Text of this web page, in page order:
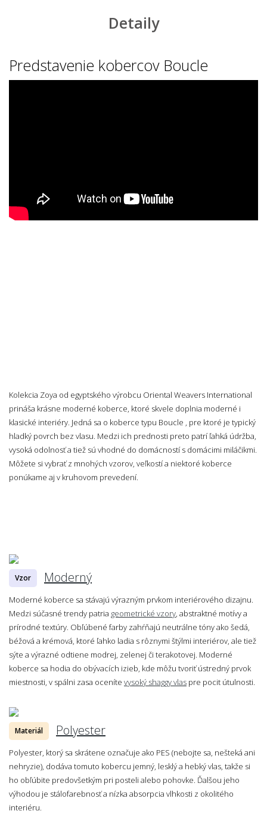
Detaily
Predstavenie kobercov Boucle
Kolekcia Zoya od egyptského výrobcu Oriental Weavers International
prináša krásne moderné koberce, ktoré skvele doplnia moderné i
klasické interiéry. Jedná sa o koberce typu Boucle , pre ktoré je typický
hladký povrch bez vlasu. Medzi ich prednosti preto patrí ľahká údržba,
vysoká odolnosť a tiež sú vhodné do domácností s domácimi miláčikmi.
Môžete si vybrať z mnohých vzorov, veľkostí a niektoré koberce
ponúkame aj v kruhovom prevedení.
Vzor Moderný
Moderné koberce sa stávajú výrazným prvkom interiérového dizajnu.
Medzi súčasné trendy patria geometrické vzory, abstraktné motívy a
prírodné textúry. Obľúbené farby zahŕňajú neutrálne tóny ako šedá,
béžová a krémová, ktoré ľahko ladia s rôznymi štýlmi interiérov, ale tiež
sýte a výrazné odtiene modrej, zelenej či terakotovej. Moderné
koberce sa hodia do obývacích izieb, kde môžu tvoriť ústredný prvok
miestnosti, v spálni zasa oceníte vysoký shaggy vlas pre pocit útulnosti.
Materiál Polyester
Polyester, ktorý sa skrátene označuje ako PES (nebojte sa, nešteká ani
nehryzie), dodáva tomuto kobercu jemný, lesklý a hebký vlas, takže si
ho obľúbite predovšetkým pri posteli alebo pohovke. Ďalšou jeho
výhodou je stálofarebnosť a nízka absorpcia vlhkosti z okolitého
interiéru.